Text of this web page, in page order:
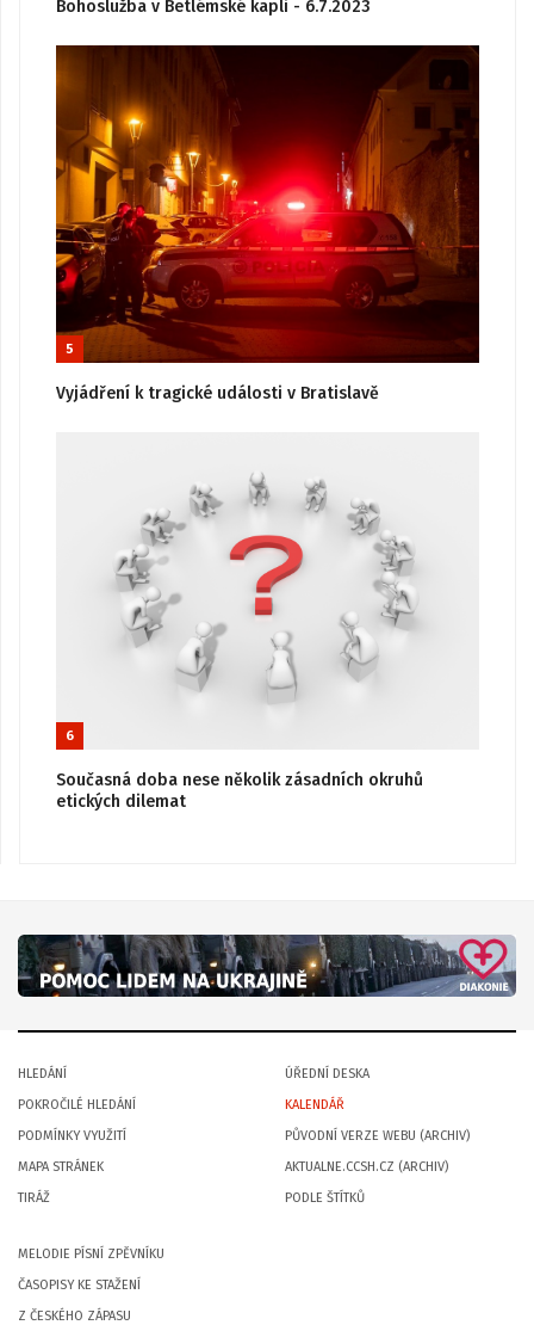
Bohoslužba v Betlémské kapli - 6.7.2023
5
Vyjádření k tragické události v Bratislavě
6
Současná doba nese několik zásadních okruhů
etických dilemat
HLEDÁNÍ
POKROČILÉ HLEDÁNÍ
PODMÍNKY VYUŽITÍ
MAPA STRÁNEK
TIRÁŽ
ÚŘEDNÍ DESKA
KALENDÁŘ
PŮVODNÍ VERZE WEBU (ARCHIV)
AKTUALNE.CCSH.CZ (ARCHIV)
PODLE ŠTÍTKŮ
MELODIE PÍSNÍ ZPĚVNÍKU
ČASOPISY KE STAŽENÍ
Z ČESKÉHO ZÁPASU